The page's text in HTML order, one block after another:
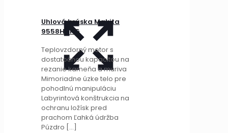
Uhlová brúska Makita
9558HNRG
Teplovzdorný motor s
dostatočnou kapacitou na
rezanie kameňa a muriva
Mimoriadne úzke telo pre
pohodlnú manipuláciu
Labyrintová konštrukcia na
ochranu ložísk pred
prachom Ľahká údržba
Púzdro […]